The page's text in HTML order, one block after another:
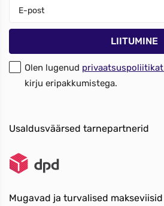
Olen lugenud privaatsuspoliitikat
kirju eripakkumistega.
Usaldusväärsed tarnepartnerid
Mugavad ja turvalised makseviisid